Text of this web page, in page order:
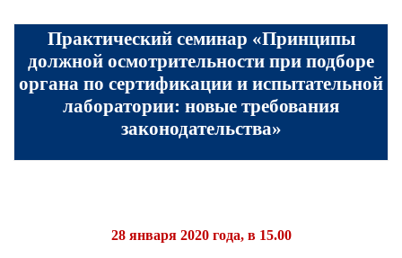
Практический семинар «Принципы
должной осмотрительности при подборе
органа по сертификации и испытательной
лаборатории: новые требования
законодательства»
28 января 2020 года, в 15.00